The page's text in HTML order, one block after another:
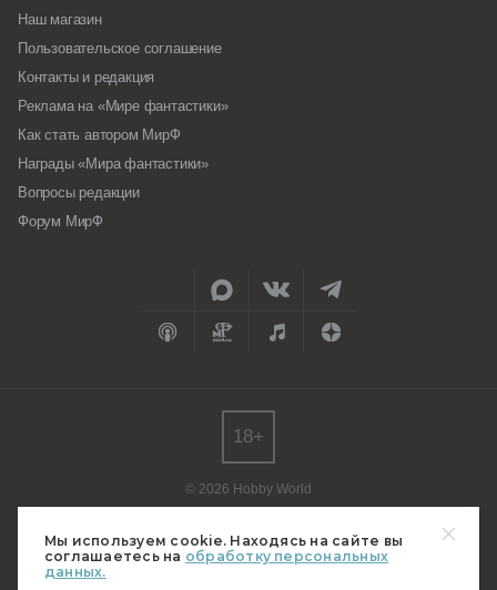
Мы используем cookie. Находясь на сайте вы
соглашаетесь на обработку персональных
данных.
Наш магазин
Пользовательское соглашение
Контакты и редакция
Реклама на «Мире фантастики»
Как стать автором МирФ
Награды «Мира фантастики»
Вопросы редакции
Форум МирФ
© 2026 Hobby World
редакции.
Мнение авторов может не совпадать с мнением редакции.
Свидетельство о регистрации СМИ серия Эл № ФС77-82485
18+